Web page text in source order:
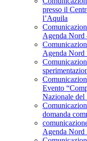
presso il
l’Aquila
Agenda Nord
Agenda Nord
Evento
Nazionale
domanda
Agenda Nord